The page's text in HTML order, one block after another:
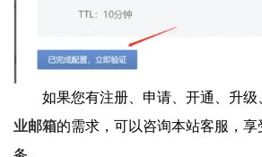
如果您有注册、申请、开通、升级
业邮箱的需求，可以咨询本站客服，